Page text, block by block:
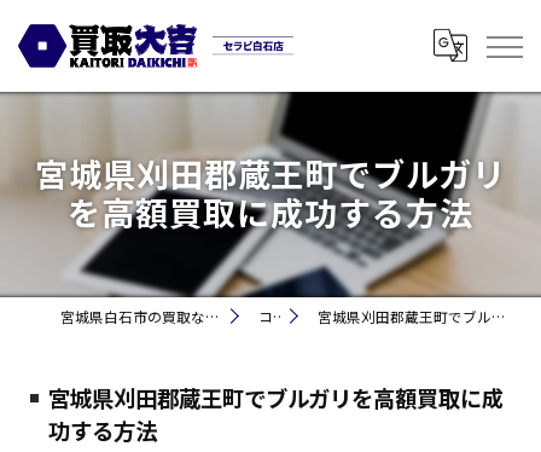
宮城県刈田郡蔵王町でブルガリ
を高額買取に成功する方法
宮城県白石市の買取なら買取大吉セラビ白石店 コラム 宮城県刈田郡蔵王町でブルガリを高額買取に成功する方法
宮城県刈田郡蔵王町でブルガリを高額買取に成
功する方法